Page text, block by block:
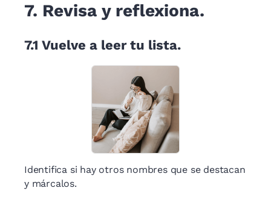
7. Revisa y reflexiona.
7.1 Vuelve a leer tu lista.
Identifica si hay otros nombres que se destacan
y márcalos.